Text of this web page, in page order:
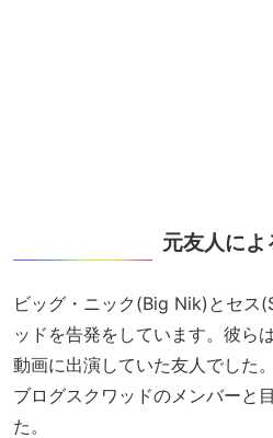
元友人によ
ビッグ・ニック(Big Nik)とセス
ッドを告発をしています。彼ら
動画に出演していた友人でした
ブログスクワッドのメンバーと
た。